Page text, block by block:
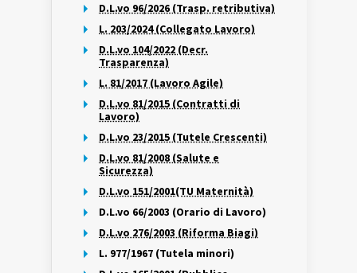
D.L.vo 96/2026 (Trasp. retributiva)
L. 203/2024 (Collegato Lavoro)
D.L.vo 104/2022 (Decr.
Trasparenza)
L. 81/2017 (Lavoro Agile)
D.L.vo 81/2015 (Contratti di
Lavoro)
D.L.vo 23/2015 (Tutele Crescenti)
D.L.vo 81/2008 (Salute e
Sicurezza)
D.L.vo 151/2001(TU Maternità)
D.L.vo 66/2003 (Orario di Lavoro)
D.L.vo 276/2003 (Riforma Biagi)
L. 977/1967 (Tutela minori)